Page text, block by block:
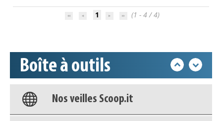
1 (1 - 4 / 4)
Boîte à outils
Base documentaire
Nos veilles Scoop.it